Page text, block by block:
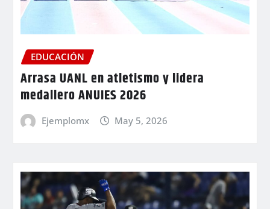
EDUCACIÓN
Arrasa UANL en atletismo y lidera
medallero ANUIES 2026
Ejemplomx May 5, 2026